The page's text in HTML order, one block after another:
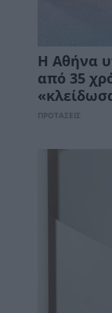
Η Αθήνα
από 35
ΠΡΟΤΑΣΕΙΣ